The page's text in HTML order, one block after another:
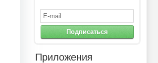
Подписаться
Приложения